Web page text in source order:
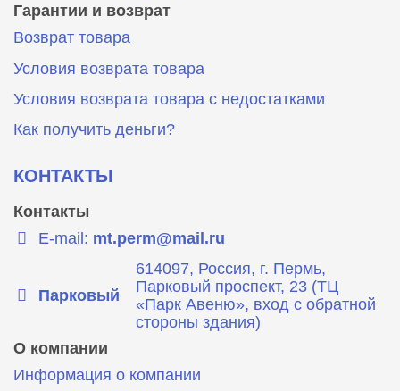
Гарантии и возврат
Возврат товара
Условия возврата товара
Условия возврата товара с недостатками
Как получить деньги?
КОНТАКТЫ
Контакты
E-mail: mt.perm@mail.ru
Парковый
614097, Россия, г. Пермь,
Парковый проспект, 23 (ТЦ
«Парк Авеню», вход с обратной
стороны здания)
О компании
Информация о компании